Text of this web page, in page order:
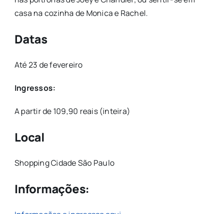
casa na cozinha de Monica e Rachel.
Datas
Até 23 de fevereiro
Ingressos:
A partir de 109,90 reais (inteira)
Local
Shopping Cidade São Paulo
Informações: